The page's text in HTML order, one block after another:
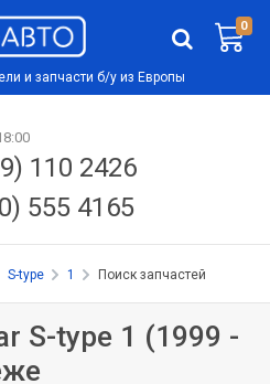
0
и запчасти б/у из Европы
110 2426
555 4165
S-type 1 Поиск запчастей
S-type 1 (1999 -